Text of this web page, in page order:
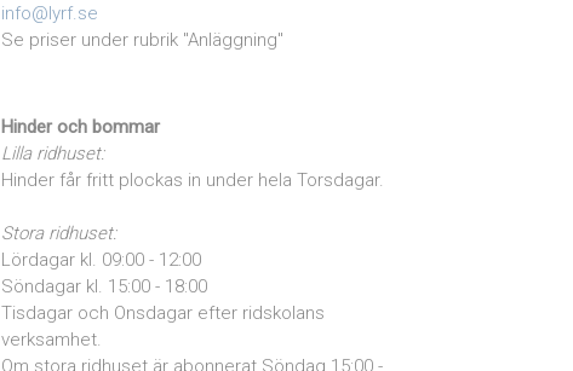
info@lyrf.se
Se priser under rubrik "Anläggning"
Hinder och bommar
Lilla ridhuset:
Hinder får fritt plockas in under hela Torsdagar.
Stora ridhuset:
Lördagar kl. 09:00 - 12:00
Söndagar kl. 15:00 - 18:00
Tisdagar och Onsdagar efter ridskolans
verksamhet.
Om stora ridhuset är abonnerat Söndag 15:00 -